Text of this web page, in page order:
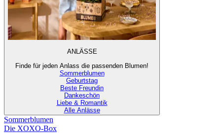
ANLÄSSE
Finde für jeden Anlass die passenden Blumen!
Sommerblumen
Geburtstag
Beste Freundin
Dankeschön
Liebe & Romantik
Alle Anlässe
Sommerblumen
Die XOXO-Box